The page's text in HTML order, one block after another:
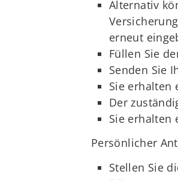
Alternativ
erneut
Füllen Sie
Senden Sie
Sie erhalten
Der
Sie erhalten
Persönlicher
Stellen Sie